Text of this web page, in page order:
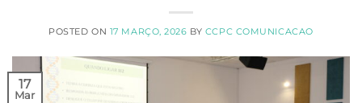
POSTED ON 17 MARÇO, 2026 BY CCPC COMUNICACAO
17
Mar